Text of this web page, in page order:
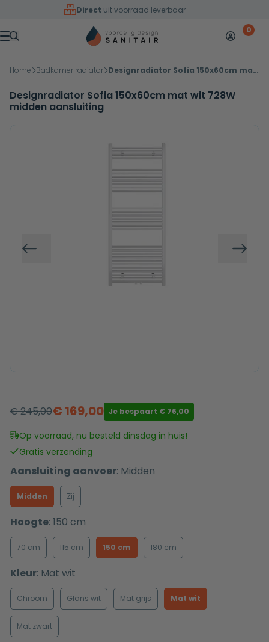
Overslaan naar inhoud
Direct uit voorraad leverbaar
Menu
Mijn 0
Home Badkamer radiator Designradiator Sofia 150x60cm mat wit 728W midden aansluiting
Designradiator Sofia 150x60cm mat wit 728W
midden aansluiting
Vorige
€245,00
Oorspronkelijke
prijs
was:
€ 169,00
Huidige
prijs
is:
Je bespaart € 76,00
Op voorraad, nu besteld dinsdag in huis!
Gratis verzending
Aansluiting aanvoer: Midden
Midden Zij
Hoogte: 150 cm
70 cm 115 cm 150 cm 180 cm
Kleur: Mat wit
Chroom Glans wit Mat grijs Mat wit
Mat zwart